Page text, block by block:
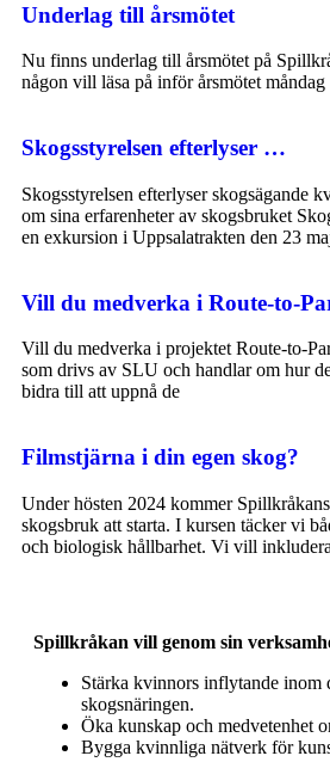
Underlag till årsmötet
Nu finns underlag till årsmötet på
någon vill läsa på inför årsmötet
Skogsstyrelsen efterlyser …
Skogsstyrelsen efterlyser skogsägande
om sina erfarenheter av skogsbruket
en exkursion i Uppsalatrakten den 23
Vill du medverka i Route-to-
Vill du medverka i projektet Route-to-
som drivs av SLU och handlar om hur
bidra till att uppnå de
Filmstjärna i din egen skog?
Under hösten 2024 kommer
skogsbruk att starta. I kursen täcker vi
och biologisk hållbarhet. Vi vill
Spillkråkan vill genom sin
Stärka kvinnors inflytande inom
skogsnäringen.
Öka kunskap och medvetenhet
Bygga kvinnliga nätverk för